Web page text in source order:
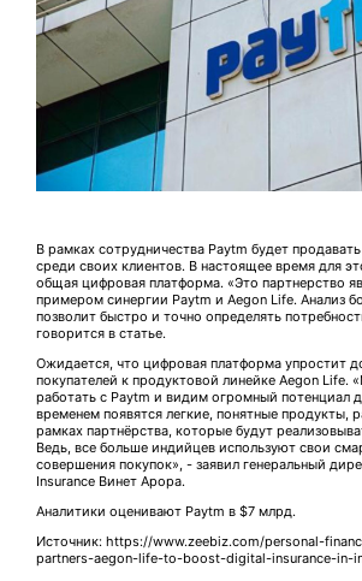
В рамках сотрудничества Paytm будет
среди своих клиентов. В настоящее время для
общая цифровая платформа. «Это партнерство
примером синергии Раytm и Aegon Life. Анализ
позволит быстро и точно определять
говорится в статье.
Ожидается, что цифровая платформа упростит
покупателей к продуктовой линейке Aegon Life.
работать с Paytm и видим огромный потенциал
временем появятся легкие, понятные продукты,
рамках партнёрства, которые будут
Ведь, все больше индийцев используют свои
совершения покупок», - заявил генеральный
Insurance Винет Арора.
Аналитики оценивают Paytm в $7 млрд.
Источник: https://www.zeebiz.com/personal-
partners-aegon-life-to-boost-digital-insurance-in-